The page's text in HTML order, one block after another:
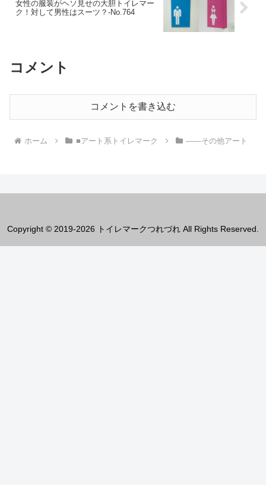
女性の服装がヘソ見せの大胆トイレマー
ク！対して男性はスーツ？‐No.764
コメント
コメントを書き込む
ホーム ■アート系トイレマーク ――その他アート
Copyright © 2019-2026 トイレマークつれづれ All Rights Reserved.